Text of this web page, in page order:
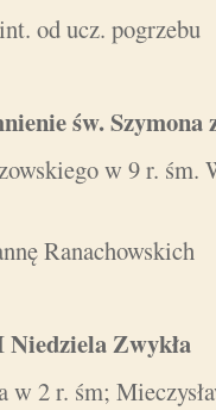
od ucz. pogrzebu
św.
w 9 r. śm.
Ranachowskich
Niedziela
w 2 r. śm;